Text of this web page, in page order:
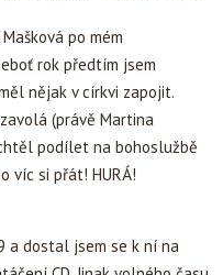
po mém
rok předtím jsem
nějak v církvi zapojit.
(právě Martina
podílet na bohoslužbě
víc si přát! HURÁ!
a dostal jsem se k ní na